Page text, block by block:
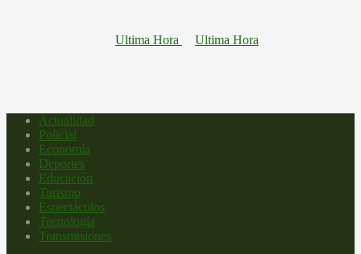
Actualidad
Policial
Economía
Deportes
Educación
Turismo
Espectáculos
Tecnología
Transmisiones